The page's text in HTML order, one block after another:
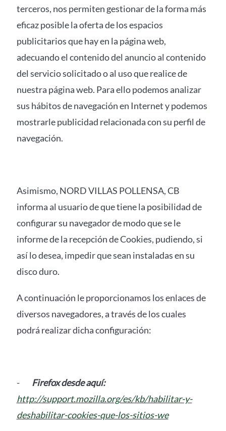
terceros, nos permiten gestionar de la forma más
eficaz posible la oferta de los espacios
publicitarios que hay en la página web,
adecuando el contenido del anuncio al contenido
del servicio solicitado o al uso que realice de
nuestra página web. Para ello podemos analizar
sus hábitos de navegación en Internet y podemos
mostrarle publicidad relacionada con su perfil de
navegación.
Asimismo, NORD VILLAS POLLENSA, CB
informa al usuario de que tiene la posibilidad de
configurar su navegador de modo que se le
informe de la recepción de Cookies, pudiendo, si
así lo desea, impedir que sean instaladas en su
disco duro.
A continuación le proporcionamos los enlaces de
diversos navegadores, a través de los cuales
podrá realizar dicha configuración:
- Firefox desde aquí:
http://support.mozilla.org/es/kb/habilitar-y-
deshabilitar-cookies-que-los-sitios-we